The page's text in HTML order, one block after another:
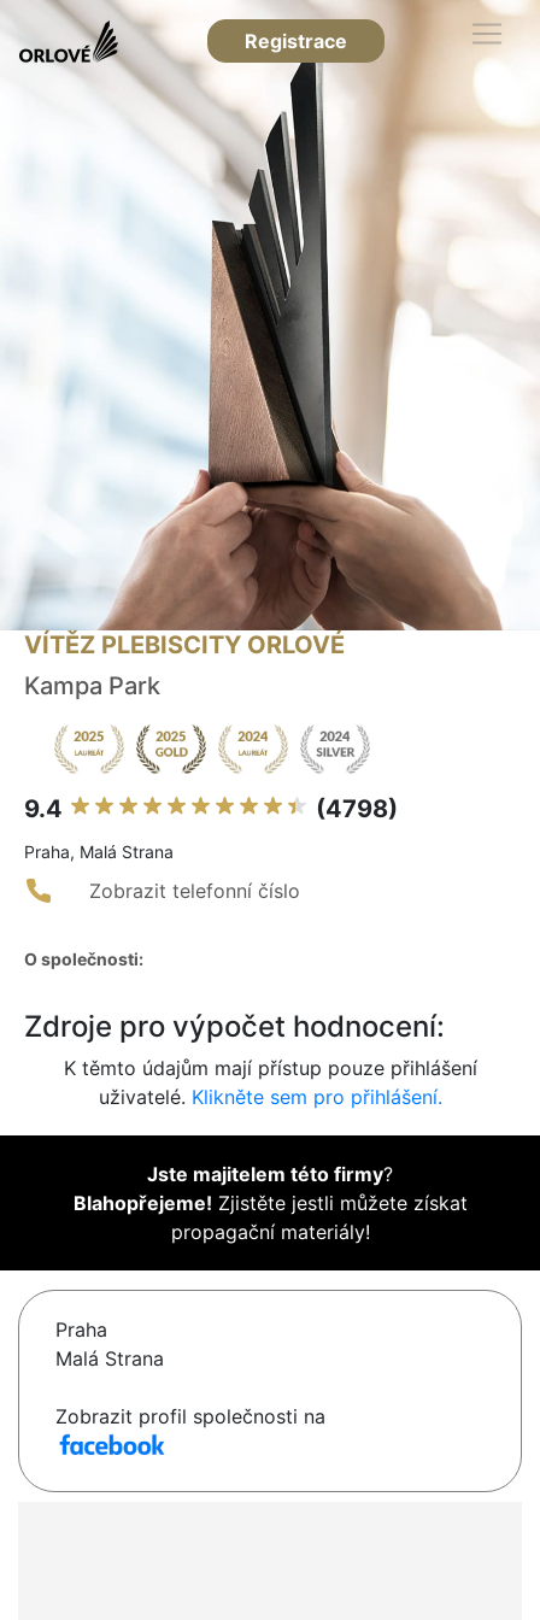
Registrace
VÍTĚZ PLEBISCITY ORLOVÉ
Kampa Park
9.4 (4798)
Praha, Malá Strana
Zobrazit telefonní číslo
O společnosti:
Zdroje pro výpočet hodnocení:
K těmto údajům mají přístup pouze přihlášení
uživatelé. Klikněte sem pro přihlášení.
Jste majitelem této firmy?
Blahopřejeme! Zjistěte jestli můžete získat
propagační materiály!
Praha
Malá Strana
Zobrazit profil společnosti na